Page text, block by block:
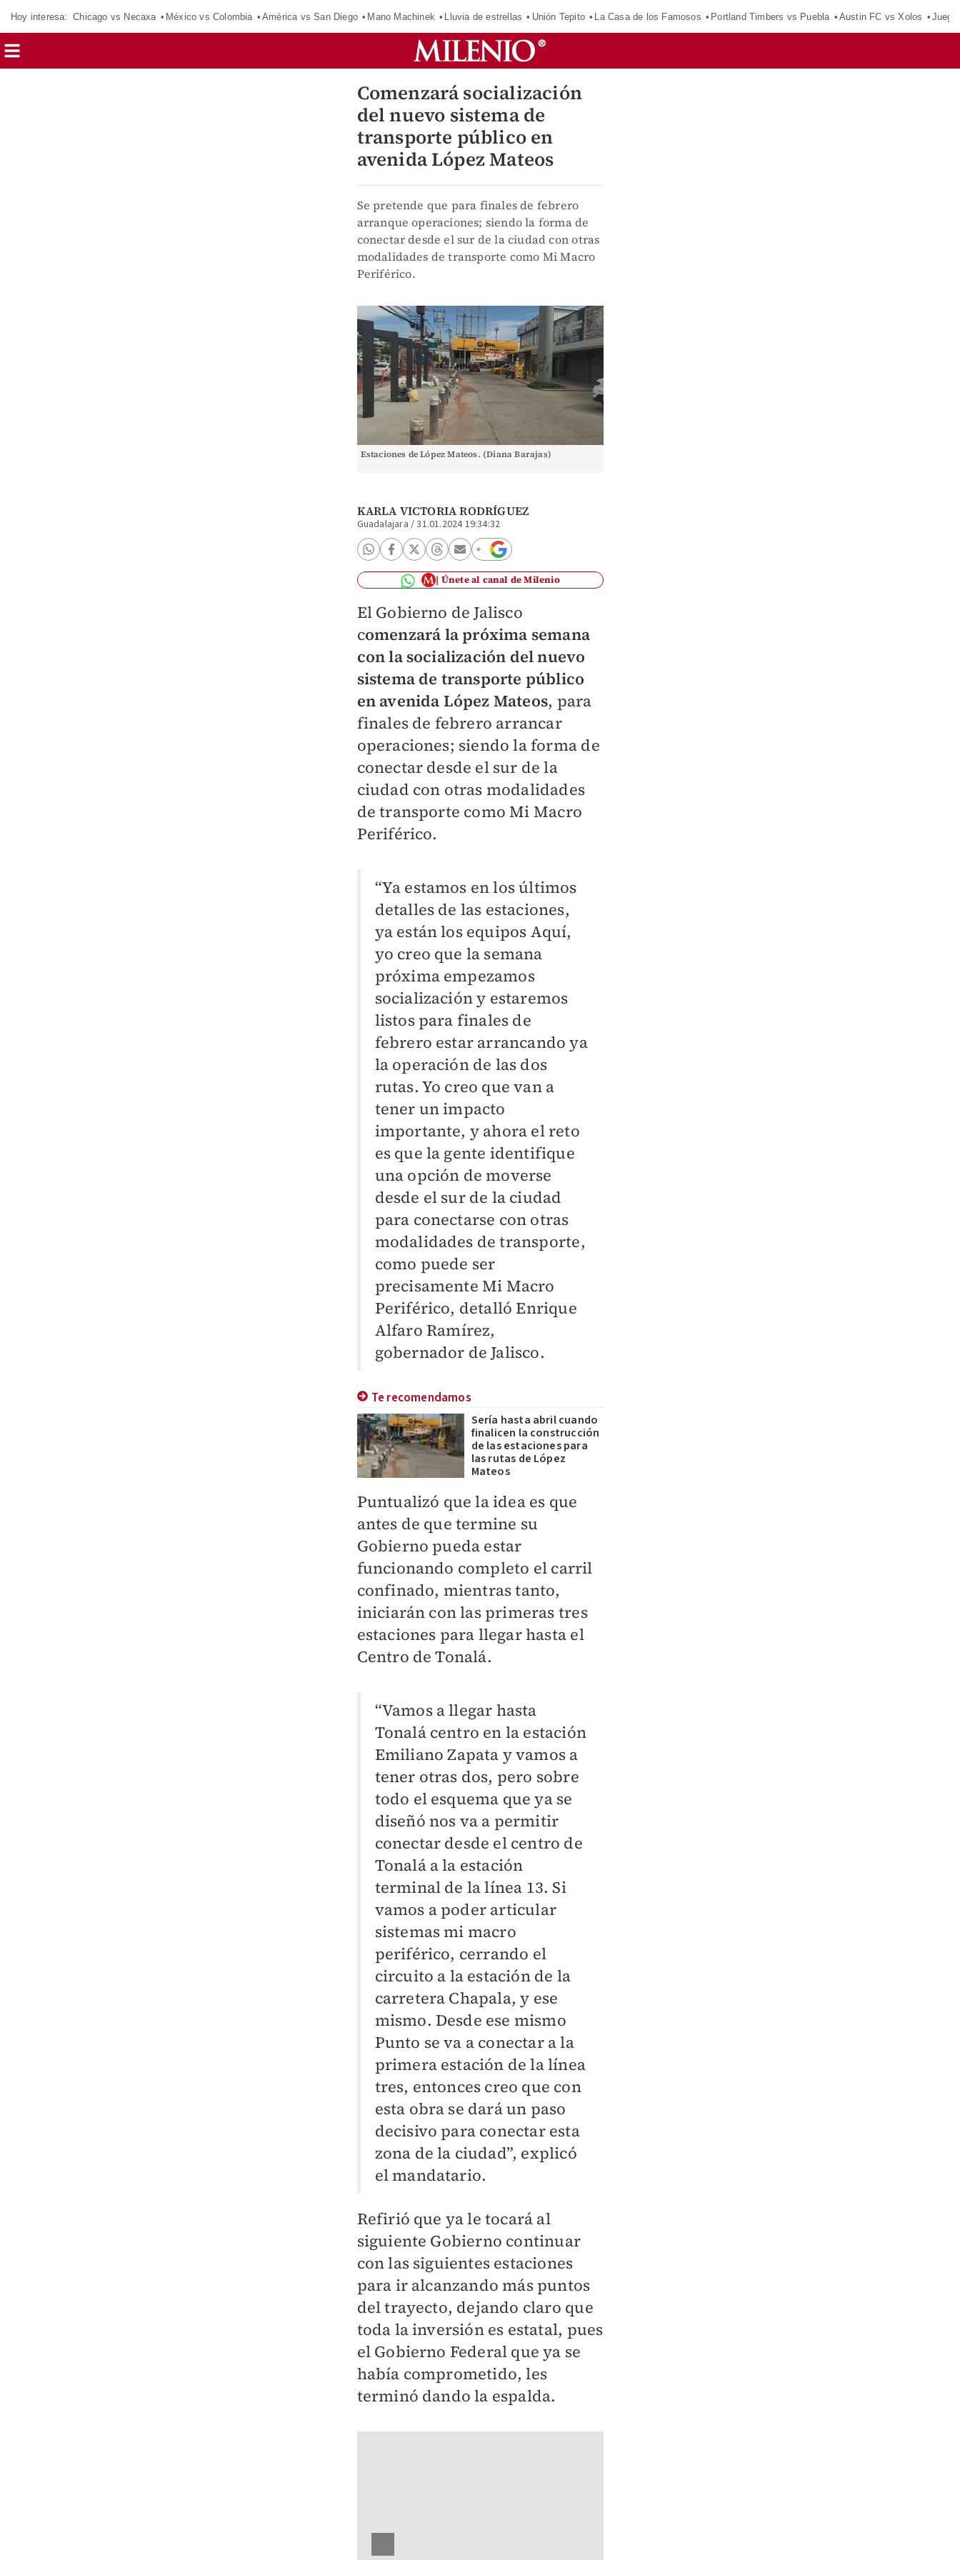
Hoy interesa: Chicago vs Necaxa México vs Colombia América vs San Diego Mano Machinek Lluvia de estrellas Unión Tepito La Casa de los Famosos Portland Timbers vs Puebla Austin FC vs Xolos
Comenzará socialización
del nuevo sistema de
transporte público en
avenida López Mateos
Se pretende que para finales de febrero
arranque operaciones; siendo la forma de
conectar desde el sur de la ciudad con otras
modalidades de transporte como Mi Macro
Periférico.
Estaciones de López Mateos. (Diana Barajas)
KARLA VICTORIA RODRÍGUEZ
Guadalajara /31.01.2024 19:34:32
Únete al canal de Milenio
El Gobierno de Jalisco
comenzará la próxima semana
con la socialización del nuevo
sistema de transporte público
en avenida López Mateos, para
finales de febrero arrancar
operaciones; siendo la forma de
conectar desde el sur de la
ciudad con otras modalidades
de transporte como Mi Macro
Periférico.
“Ya estamos en los últimos
detalles de las estaciones,
ya están los equipos Aquí,
yo creo que la semana
próxima empezamos
socialización y estaremos
listos para finales de
febrero estar arrancando ya
la operación de las dos
rutas. Yo creo que van a
tener un impacto
importante, y ahora el reto
es que la gente identifique
una opción de moverse
desde el sur de la ciudad
para conectarse con otras
modalidades de transporte,
como puede ser
precisamente Mi Macro
Periférico, detalló Enrique
Alfaro Ramírez,
gobernador de Jalisco.
Te recomendamos
Sería hasta abril cuando
finalicen la construcción
de las estaciones para
las rutas de López
Mateos
Puntualizó que la idea es que
antes de que termine su
Gobierno pueda estar
funcionando completo el carril
confinado, mientras tanto,
iniciarán con las primeras tres
estaciones para llegar hasta el
Centro de Tonalá.
“Vamos a llegar hasta
Tonalá centro en la estación
Emiliano Zapata y vamos a
tener otras dos, pero sobre
todo el esquema que ya se
diseñó nos va a permitir
conectar desde el centro de
Tonalá a la estación
terminal de la línea 13. Si
vamos a poder articular
sistemas mi macro
periférico, cerrando el
circuito a la estación de la
carretera Chapala, y ese
mismo. Desde ese mismo
Punto se va a conectar a la
primera estación de la línea
tres, entonces creo que con
esta obra se dará un paso
decisivo para conectar esta
zona de la ciudad”, explicó
el mandatario.
Refirió que ya le tocará al
siguiente Gobierno continuar
con las siguientes estaciones
para ir alcanzando más puntos
del trayecto, dejando claro que
toda la inversión es estatal, pues
el Gobierno Federal que ya se
había comprometido, les
terminó dando la espalda.